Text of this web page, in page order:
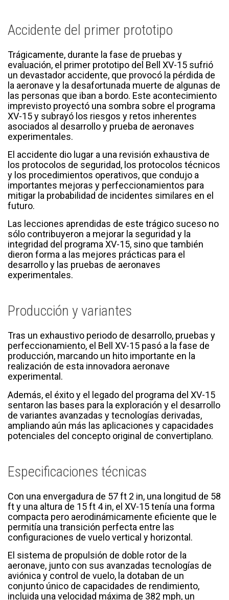
Accidente del primer prototipo
Trágicamente, durante la fase de pruebas y
evaluación, el primer prototipo del Bell XV-15 sufrió
un devastador accidente, que provocó la pérdida de
la aeronave y la desafortunada muerte de algunas de
las personas que iban a bordo. Este acontecimiento
imprevisto proyectó una sombra sobre el programa
XV-15 y subrayó los riesgos y retos inherentes
asociados al desarrollo y prueba de aeronaves
experimentales.
El accidente dio lugar a una revisión exhaustiva de
los protocolos de seguridad, los protocolos técnicos
y los procedimientos operativos, que condujo a
importantes mejoras y perfeccionamientos para
mitigar la probabilidad de incidentes similares en el
futuro.
Las lecciones aprendidas de este trágico suceso no
sólo contribuyeron a mejorar la seguridad y la
integridad del programa XV-15, sino que también
dieron forma a las mejores prácticas para el
desarrollo y las pruebas de aeronaves
experimentales.
Producción y variantes
Tras un exhaustivo periodo de desarrollo, pruebas y
perfeccionamiento, el Bell XV-15 pasó a la fase de
producción, marcando un hito importante en la
realización de esta innovadora aeronave
experimental.
Además, el éxito y el legado del programa del XV-15
sentaron las bases para la exploración y el desarrollo
de variantes avanzadas y tecnologías derivadas,
ampliando aún más las aplicaciones y capacidades
potenciales del concepto original de convertiplano.
Especificaciones técnicas
Con una envergadura de 57 ft 2 in, una longitud de 58
ft y una altura de 15 ft 4 in, el XV-15 tenía una forma
compacta pero aerodinámicamente eficiente que le
permitía una transición perfecta entre las
configuraciones de vuelo vertical y horizontal.
El sistema de propulsión de doble rotor de la
aeronave, junto con sus avanzadas tecnologías de
aviónica y control de vuelo, la dotaban de un
conjunto único de capacidades de rendimiento,
incluida una velocidad máxima de 382 mph, un